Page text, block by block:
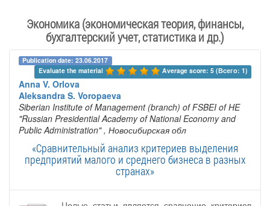
Экономика (экономическая теория, финансы,
бухгалтерский учет, статистика и др.)
Publication date: 23.06.2017
Evaluate the material
Average score: 5 (Всего: 1)
Anna V. Orlova
Aleksandra S. Voropaeva
Siberian Institute of Management (branch) of FSBEI of HE
"Russian Presidential Academy of National Economy and
Public Administration" , Новосибирская обл
«Сравнительный анализ критериев выделения
предприятий малого и среднего бизнеса в разных
странах»